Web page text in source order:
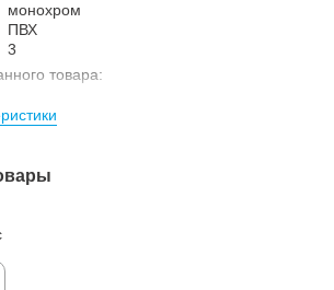
монохром
ПВХ
3
товара: